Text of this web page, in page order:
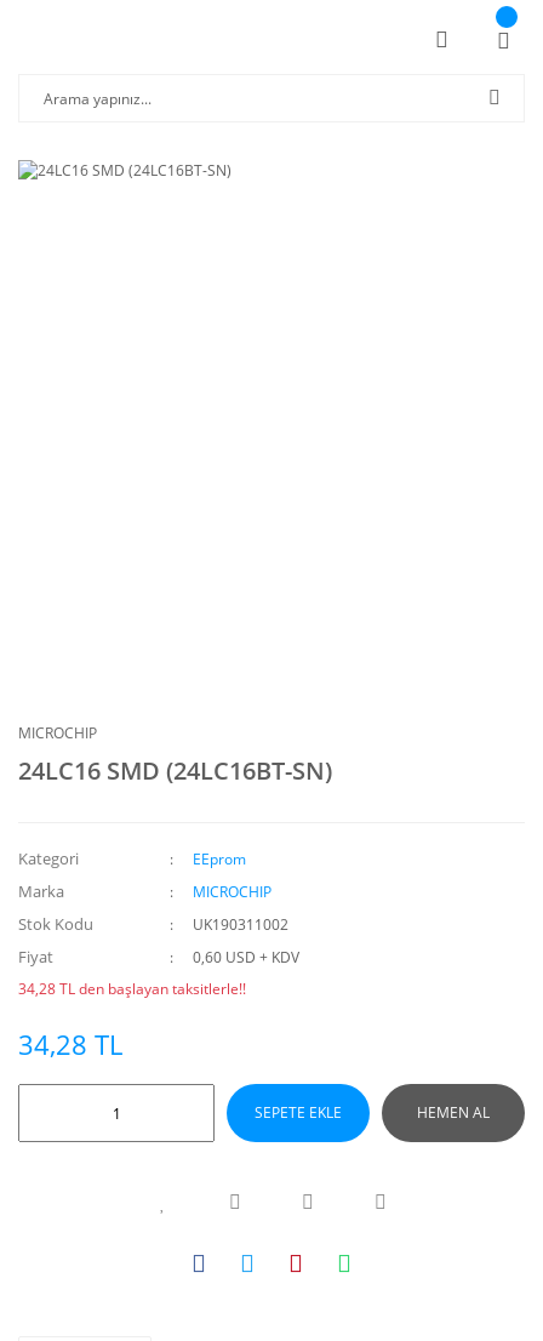
MICROCHIP
24LC16 SMD (24LC16BT-SN)
Kategori EEprom
Marka MICROCHIP
Stok Kodu UK190311002
Fiyat
0,60 USD + KDV
34,28 TL den başlayan taksitlerle!!
34,28 TL
SEPETE EKLE HEMEN AL